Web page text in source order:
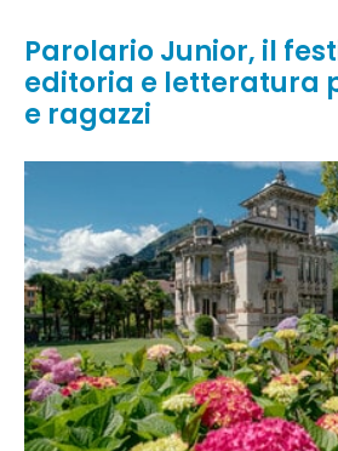
Parolario Junior, il
editoria e letteratura
e ragazzi